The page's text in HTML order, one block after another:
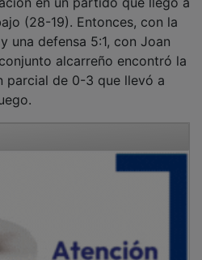
(28-19). Entonces, con la
una defensa 5:1, con Joan
alcarreño encontró la
parcial de 0-3 que llevó a